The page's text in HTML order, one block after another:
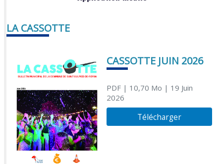
LA CASSOTTE
CASSOTTE JUIN 2026
PDF| 10,70 Mo | 19 Juin
2026
Télécharger